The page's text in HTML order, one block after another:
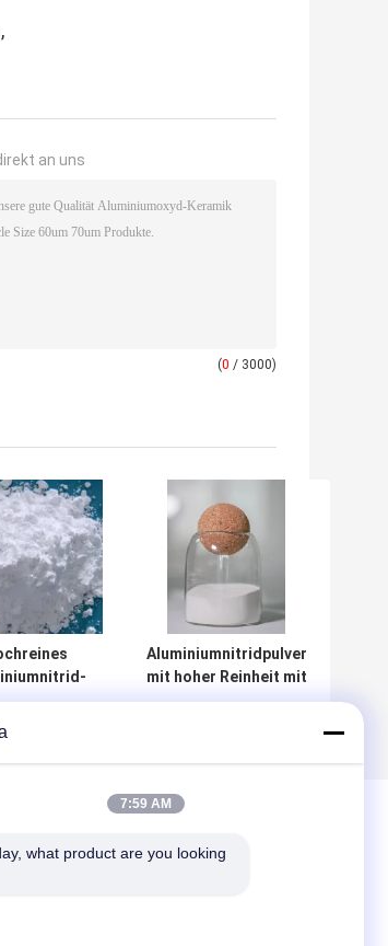
,
an uns
(0 / 3000)
Mobilität
Aluminiumnitridpulver
mit hoher Reinheit mit
enger
Partikelgröße für
elektronische
7:59 AM
what product are you looking